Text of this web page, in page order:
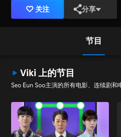
关注 分享
节目
Viki 上的节目
Seo Eun Soo主演的所有电影、连续剧和